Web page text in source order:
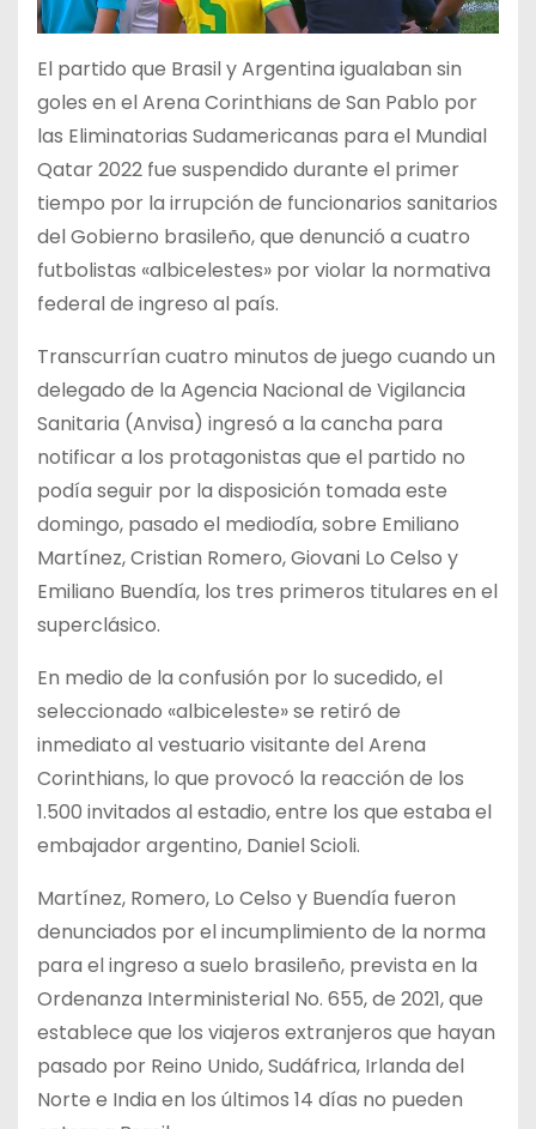
El partido que Brasil y Argentina igualaban sin
goles en el Arena Corinthians de San Pablo por
las Eliminatorias Sudamericanas para el Mundial
Qatar 2022 fue suspendido durante el primer
tiempo por la irrupción de funcionarios sanitarios
del Gobierno brasileño, que denunció a cuatro
futbolistas «albicelestes» por violar la normativa
federal de ingreso al país.
Transcurrían cuatro minutos de juego cuando un
delegado de la Agencia Nacional de Vigilancia
Sanitaria (Anvisa) ingresó a la cancha para
notificar a los protagonistas que el partido no
podía seguir por la disposición tomada este
domingo, pasado el mediodía, sobre Emiliano
Martínez, Cristian Romero, Giovani Lo Celso y
Emiliano Buendía, los tres primeros titulares en el
superclásico.
En medio de la confusión por lo sucedido, el
seleccionado «albiceleste» se retiró de
inmediato al vestuario visitante del Arena
Corinthians, lo que provocó la reacción de los
1.500 invitados al estadio, entre los que estaba el
embajador argentino, Daniel Scioli.
Martínez, Romero, Lo Celso y Buendía fueron
denunciados por el incumplimiento de la norma
para el ingreso a suelo brasileño, prevista en la
Ordenanza Interministerial No. 655, de 2021, que
establece que los viajeros extranjeros que hayan
pasado por Reino Unido, Sudáfrica, Irlanda del
Norte e India en los últimos 14 días no pueden